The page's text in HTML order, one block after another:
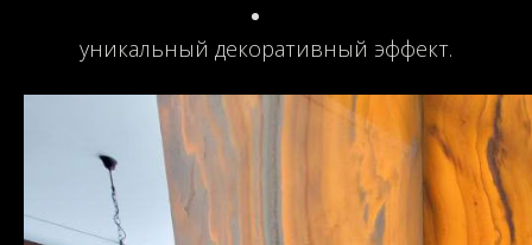
уникальный декоративный эффект.